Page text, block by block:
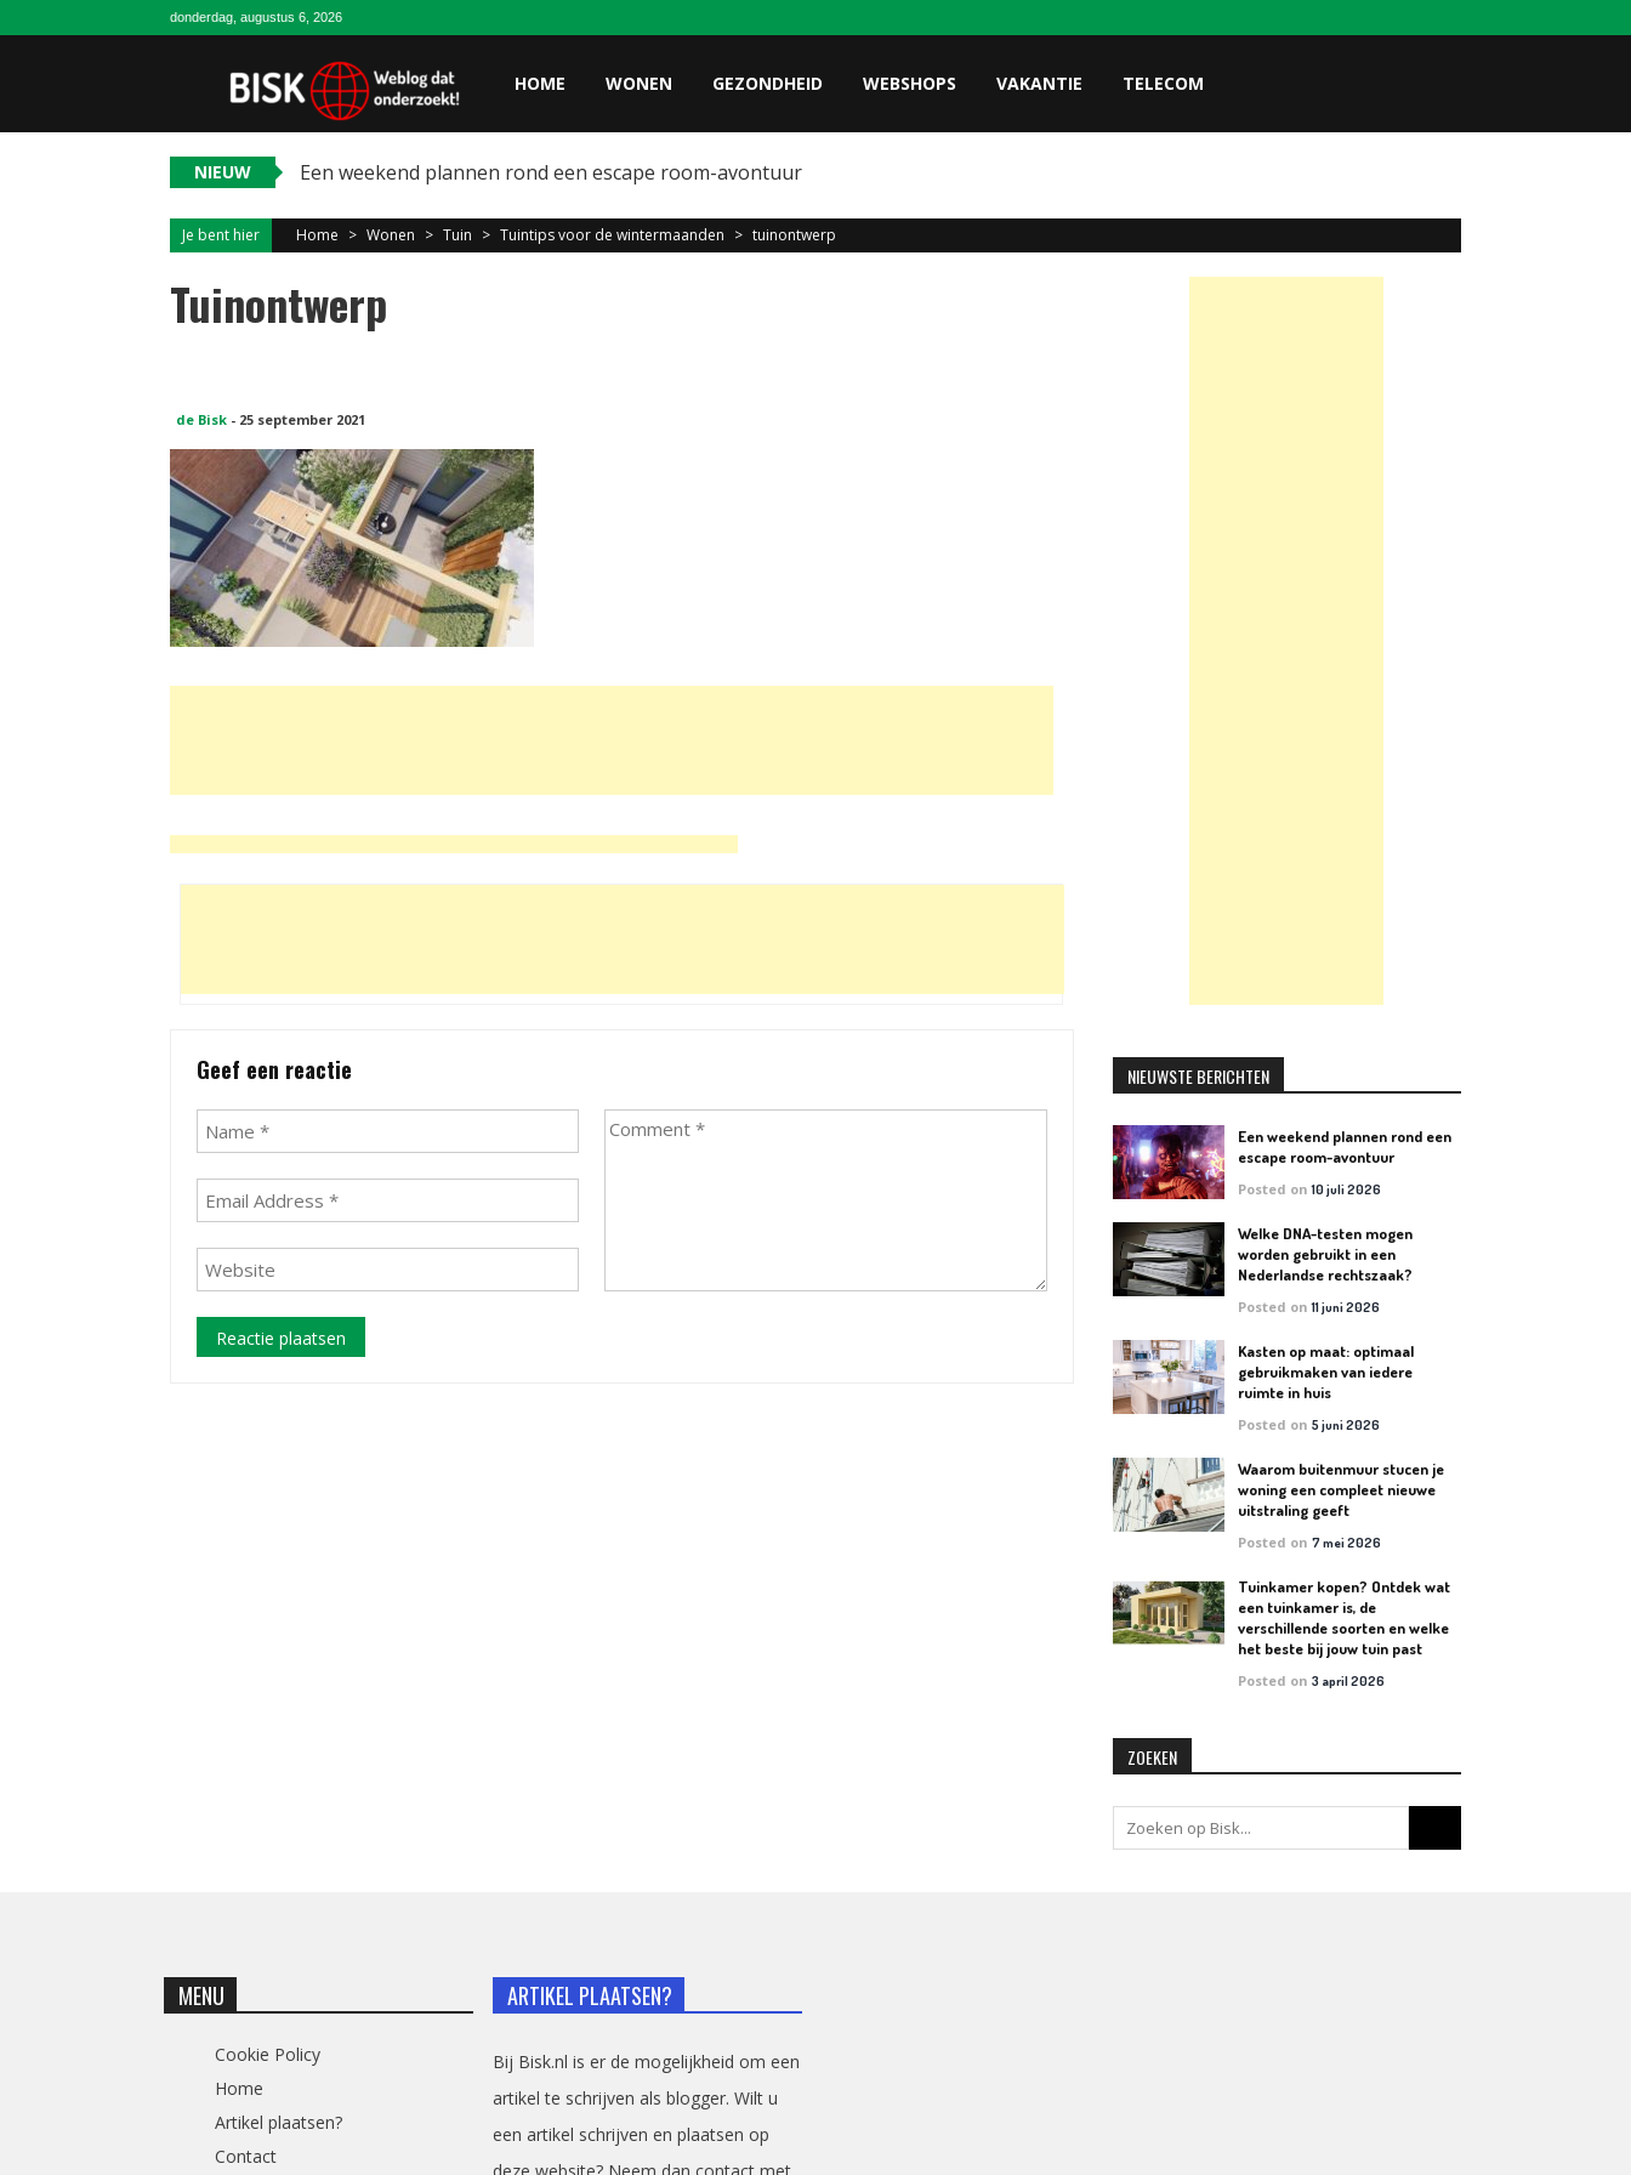
donderdag, augustus 6, 2026
HOME WONEN GEZONDHEID WEBSHOPS VAKANTIE TELECOM
NIEUW Een weekend plannen rond een escape room-avontuur
Je bent hier Home > Wonen > Tuin > Tuintips voor de wintermaanden > tuinontwerp
Tuinontwerp
de Bisk - 25 september 2021
Geef een reactie NIEUWSTE BERICHTEN
Een weekend plannen rond een
escape room-avontuur
Posted on10 juli 2026
Welke DNA-testen mogen
worden gebruikt in een
Nederlandse rechtszaak?
Posted on11 juni 2026
Kasten op maat: optimaal
gebruikmaken van iedere
ruimte in huis
Posted on5 juni 2026
Waarom buitenmuur stucen je
woning een compleet nieuwe
uitstraling geeft
Posted on7 mei 2026
Tuinkamer kopen? Ontdek wat
een tuinkamer is, de
verschillende soorten en welke
het beste bij jouw tuin past
Posted on3 april 2026
ZOEKEN
MENU
Cookie Policy
Home
Artikel plaatsen?
Contact
ARTIKEL PLAATSEN?
Bij Bisk.nl is er de mogelijkheid om een
artikel te schrijven als blogger. Wilt u
een artikel schrijven en plaatsen op